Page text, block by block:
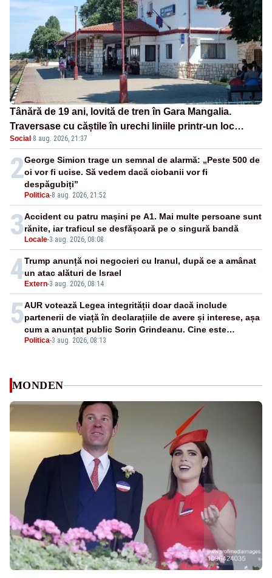
Tânără de 19 ani, lovită de tren în Gara Mangalia.
Traversase cu căștile în urechi liniile printr-un loc
nepermis
Social ·8 aug. 2026, 21:37
2
Politica-8 aug. 2026, 21:52
George Simion trage un semnal de alarmă: „Peste 500 de
oi vor fi ucise. Să vedem dacă ciobanii vor fi
despăgubiți”
3 Locale-3 aug. 2026, 08:08
Accident cu patru mașini pe A1. Mai multe persoane sunt
rănite, iar traficul se desfășoară pe o singură bandă
4 Extern-3 aug. 2026, 08:14
Trump anunță noi negocieri cu Iranul, după ce a amânat
un atac alături de Israel
5
Politica-3 aug. 2026, 08:13
AUR votează Legea integrității doar dacă include
partenerii de viață în declarațiile de avere și interese, așa
cum a anunțat public Sorin Grindeanu. Cine este
incompatibil sau în conflict de interese trebuie să plece
MONDEN